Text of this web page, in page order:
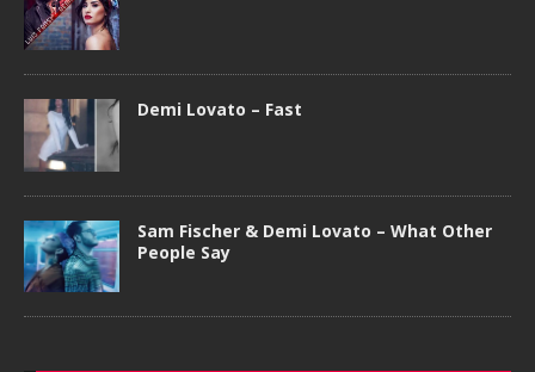
Demi Lovato – Fast
Sam Fischer & Demi Lovato – What Other
People Say